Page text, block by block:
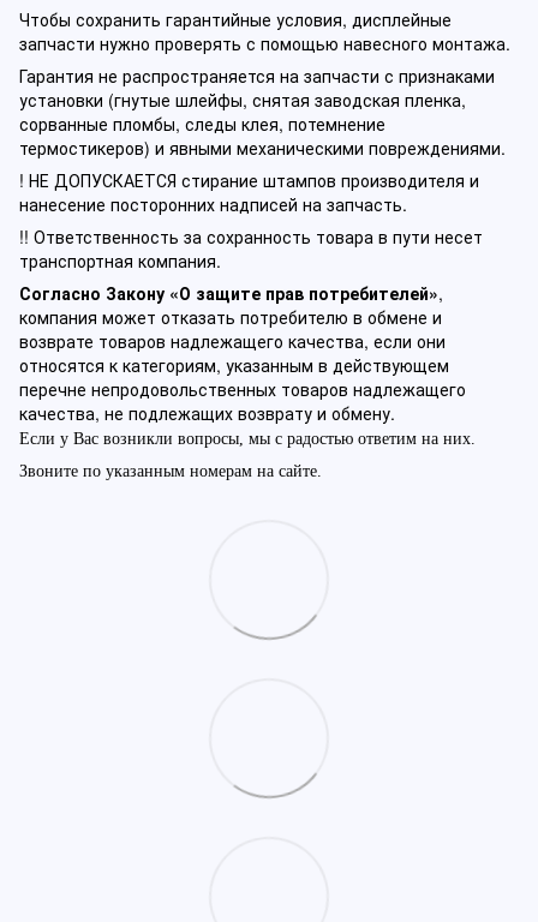
Чтобы сохранить гарантийные условия, дисплейные
запчасти нужно проверять с помощью навесного монтажа.
Гарантия не распространяется на запчасти с признаками
установки (гнутые шлейфы, снятая заводская пленка,
сорванные пломбы, следы клея, потемнение
термостикеров) и явными механическими повреждениями.
! НЕ ДОПУСКАЕТСЯ стирание штампов производителя и
нанесение посторонних надписей на запчасть.
!! Ответственность за сохранность товара в пути несет
транспортная компания.
Согласно Закону «О защите прав потребителей»,
компания может отказать потребителю в обмене и
возврате товаров надлежащего качества, если они
относятся к категориям, указанным в действующем
перечне непродовольственных товаров надлежащего
качества, не подлежащих возврату и обмену.
Если у Вас возникли вопросы, мы с радостью ответим на них.
Звоните по указанным номерам на сайте.